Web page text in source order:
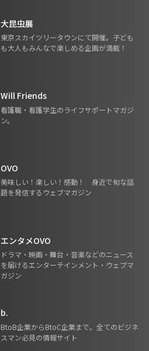
大昆虫展
東京スカイツリータウンにて開催。子ども
も大人もみんなで楽しめる企画が満載！
Will Friends
看護職・看護学生のライフサポートマガジ
ン。
OVO
美味しい！楽しい！感動！ 身近で旬な話
題を発信するウェブマガジン
エンタメOVO
ドラマ・映画・舞台・音楽などのニュース
を届けるエンターテインメント・ウェブマ
ガジン
b.
BtoB企業からBtoC企業まで。全てのビジネ
スマン必見の情報サイト